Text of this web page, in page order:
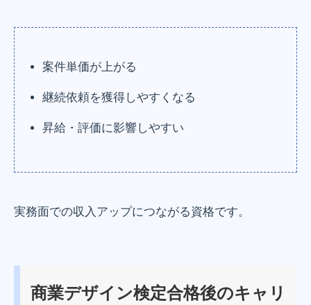
案件単価が上がる
継続依頼を獲得しやすくなる
昇給・評価に影響しやすい
実務面での収入アップにつながる資格です。
商業デザイン検定合格後のキャリ